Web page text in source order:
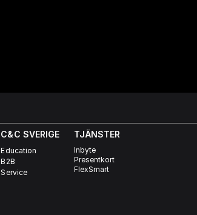
C&C SVERIGE
Education
B2B
Service
TJÄNSTER
Inbyte
Presentkort
FlexSmart